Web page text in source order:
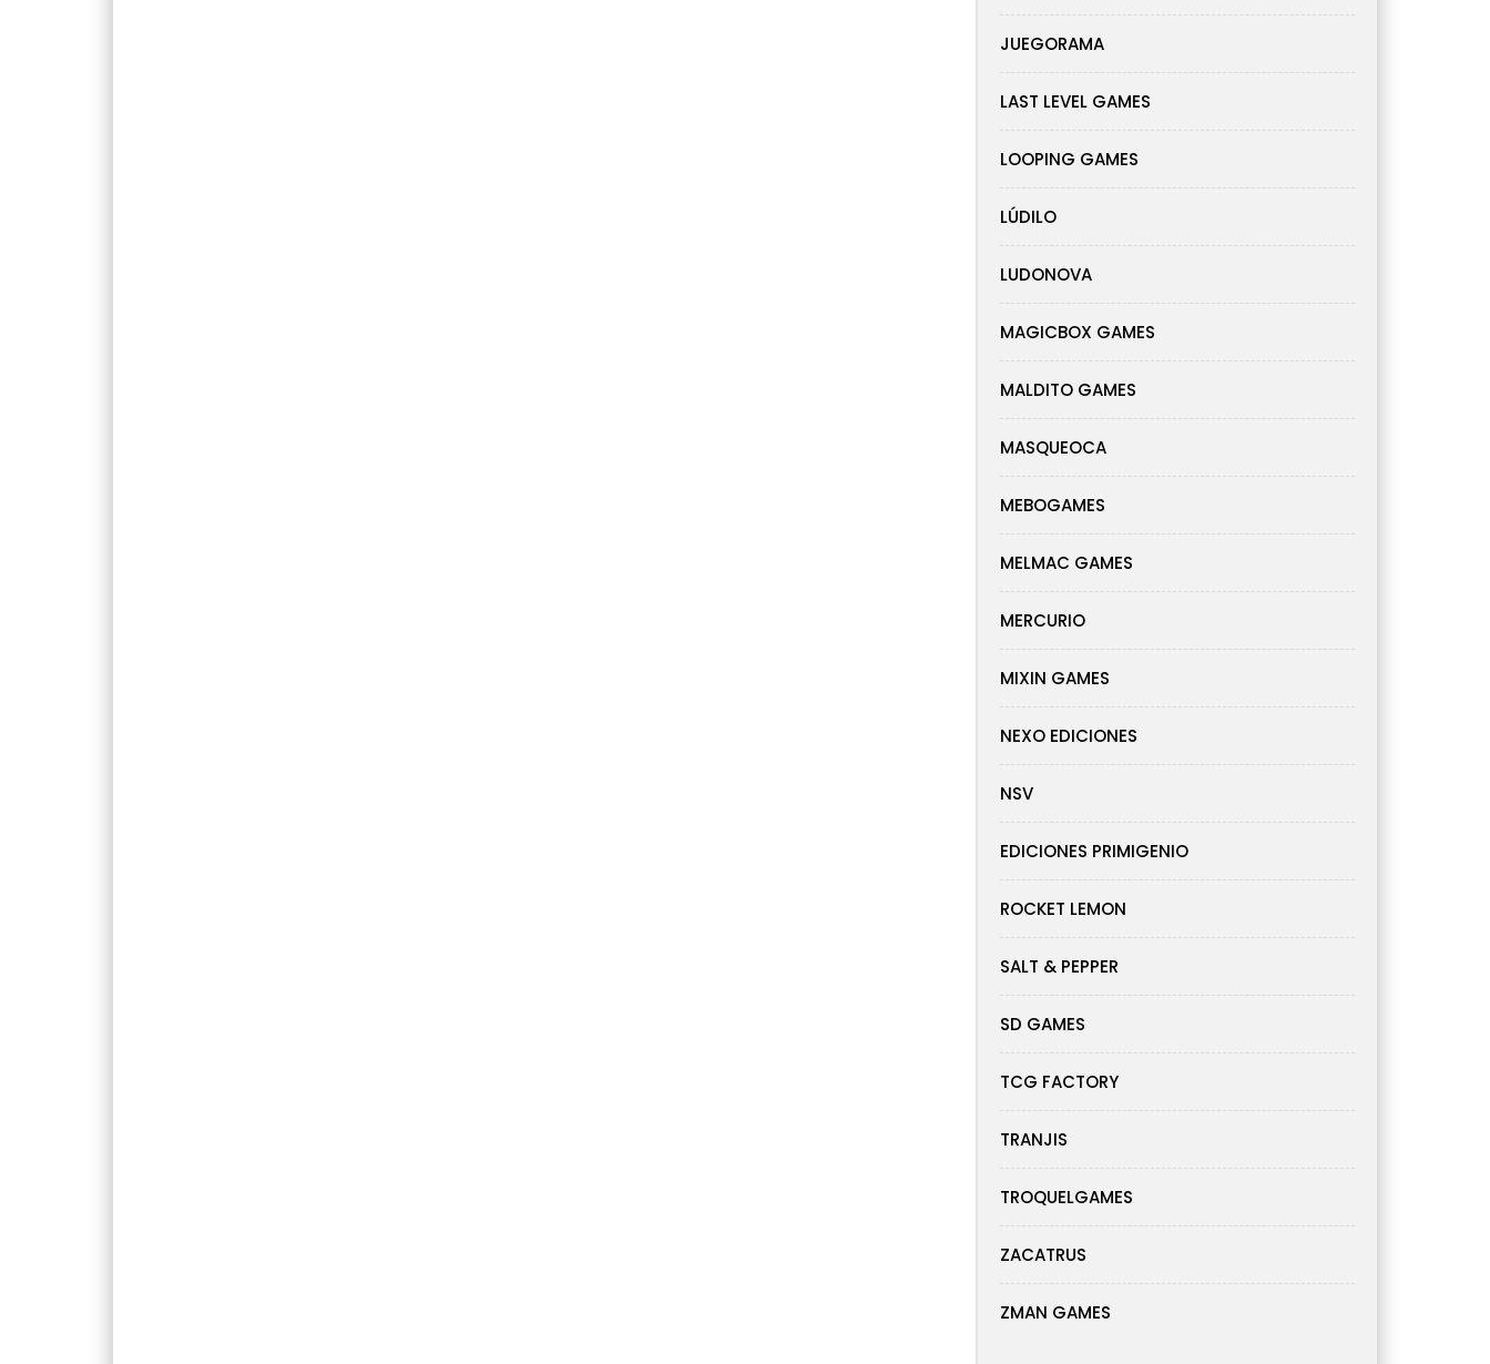
JUEGORAMA
LAST LEVEL GAMES
LOOPING GAMES
LÚDILO
LUDONOVA
MAGICBOX GAMES
MALDITO GAMES
MASQUEOCA
MEBOGAMES
MELMAC GAMES
MERCURIO
MIXIN GAMES
NEXO EDICIONES
NSV
EDICIONES PRIMIGENIO
ROCKET LEMON
SALT & PEPPER
SD GAMES
TCG FACTORY
TRANJIS
TROQUELGAMES
ZACATRUS
ZMAN GAMES